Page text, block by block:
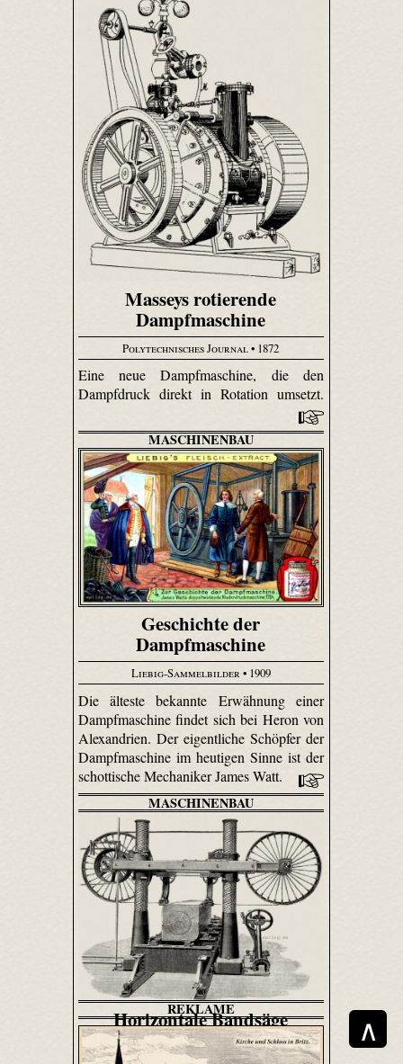
Masseys rotierende
Dampfmaschine
Polytechnisches Journal• 1872
Eine neue Dampfmaschine, die den
Dampfdruck direkt in Rotation umsetzt.
MASCHINENBAU
Geschichte der
Dampfmaschine
Liebig-Sammelbilder• 1909
Die älteste bekannte Erwähnung einer
Dampfmaschine findet sich bei Heron von
Alexandrien. Der eigentliche Schöpfer der
Dampfmaschine im heutigen Sinne ist der
schottische Mechaniker James Watt.
MASCHINENBAU
Horizontale Bandsäge
Prometheus• 19.6.1895
REKLAME
∧